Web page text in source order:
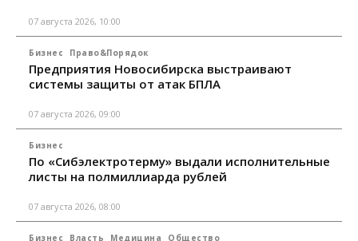
07 августа 2026, 10:00
Бизнес Право&Порядок
Предприятия Новосибирска выстраивают
системы защиты от атак БПЛА
07 августа 2026, 09:00
Бизнес
По «Сибэлектротерму» выдали исполнительные
листы на полмиллиарда рублей
07 августа 2026, 08:00
Бизнес Власть Медицина Общество